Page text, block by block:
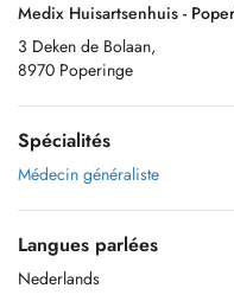
Medix Huisartsenhuis -
3 Deken de Bolaan,
8970 Poperinge
Spécialités
Médecin généraliste
Langues parlées
Nederlands